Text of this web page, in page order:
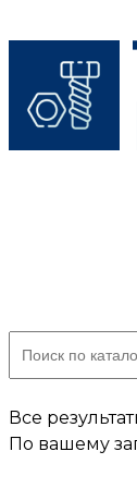
content
Все
По вашему